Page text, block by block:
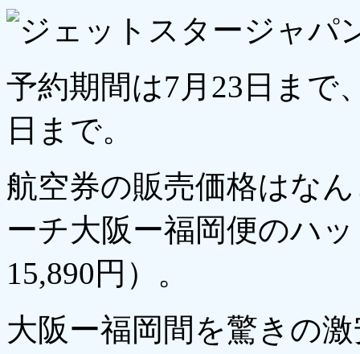
予約期間は7月23日まで
日まで。
航空券の販売価格はな
ーチ大阪ー福岡便のハ
15,890円）。
大阪ー福岡間を驚きの